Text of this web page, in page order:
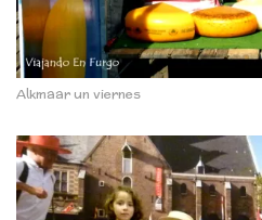
Alkmaar un viernes